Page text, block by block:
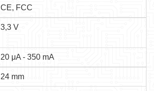
CE, FCC
3,3 V
20 μA - 350 mA
24 mm